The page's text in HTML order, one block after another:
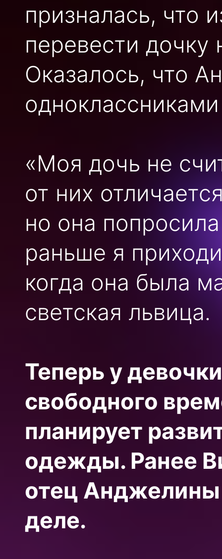
призналась, что
перевести
Оказалось, что
«Моя дочь не
от них
но она
раньше я
когда она была
светская львица.
Теперь у
свободного
планирует
одежды. Ранее
отец Анджелины
деле.